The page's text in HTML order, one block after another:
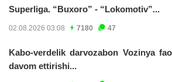
Superliga. “Buxoro” - “Lokomotiv”...
02.08.2026 03:08 7180 47
Kabo-verdelik darvozabon Vozinya
davom ettirishi...